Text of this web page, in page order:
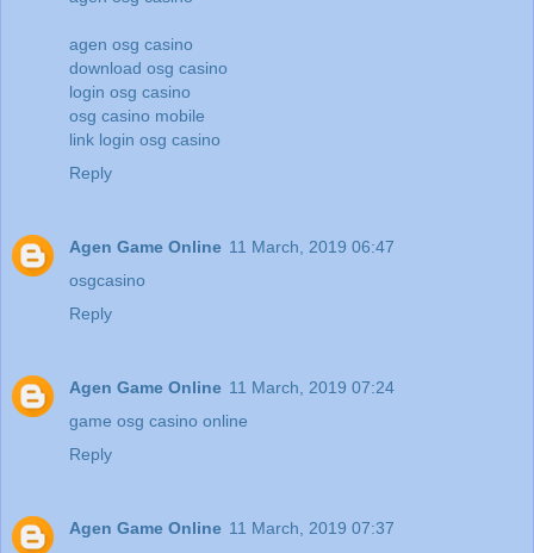
agen osg casino
download osg casino
login osg casino
osg casino mobile
link login osg casino
Reply
Agen Game Online 11 March, 2019 06:47
osgcasino
Reply
Agen Game Online 11 March, 2019 07:24
game osg casino online
Reply
Agen Game Online 11 March, 2019 07:37